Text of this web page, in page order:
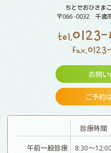
ちとせおひさま
〒066 -0032 千歳
tel.
fax.
お問い
ご予約
診療時間
午前一般診療 8:30～12:00